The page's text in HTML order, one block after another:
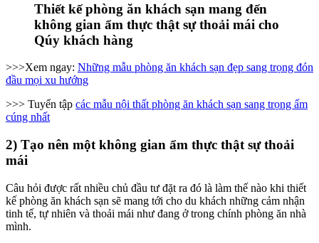
Thiết kế phòng ăn khách sạn mang đến
không gian ẩm thực thật sự thoải mái cho
Qúy khách hàng
>>>Xem ngay: Những mẫu phòng ăn khách sạn đẹp sang trọng đón
đầu mọi xu hướng
>>> Tuyển tập các mẫu nội thất phòng ăn khách sạn sang trọng ấm
cúng nhất
2) Tạo nên một không gian ẩm thực thật sự thoải
mái
Câu hỏi được rất nhiều chủ đầu tư đặt ra đó là làm thế nào khi thiết
kế phòng ăn khách sạn sẽ mang tới cho du khách những cảm nhận
tinh tế, tự nhiên và thoải mái như đang ở trong chính phòng ăn nhà
mình.